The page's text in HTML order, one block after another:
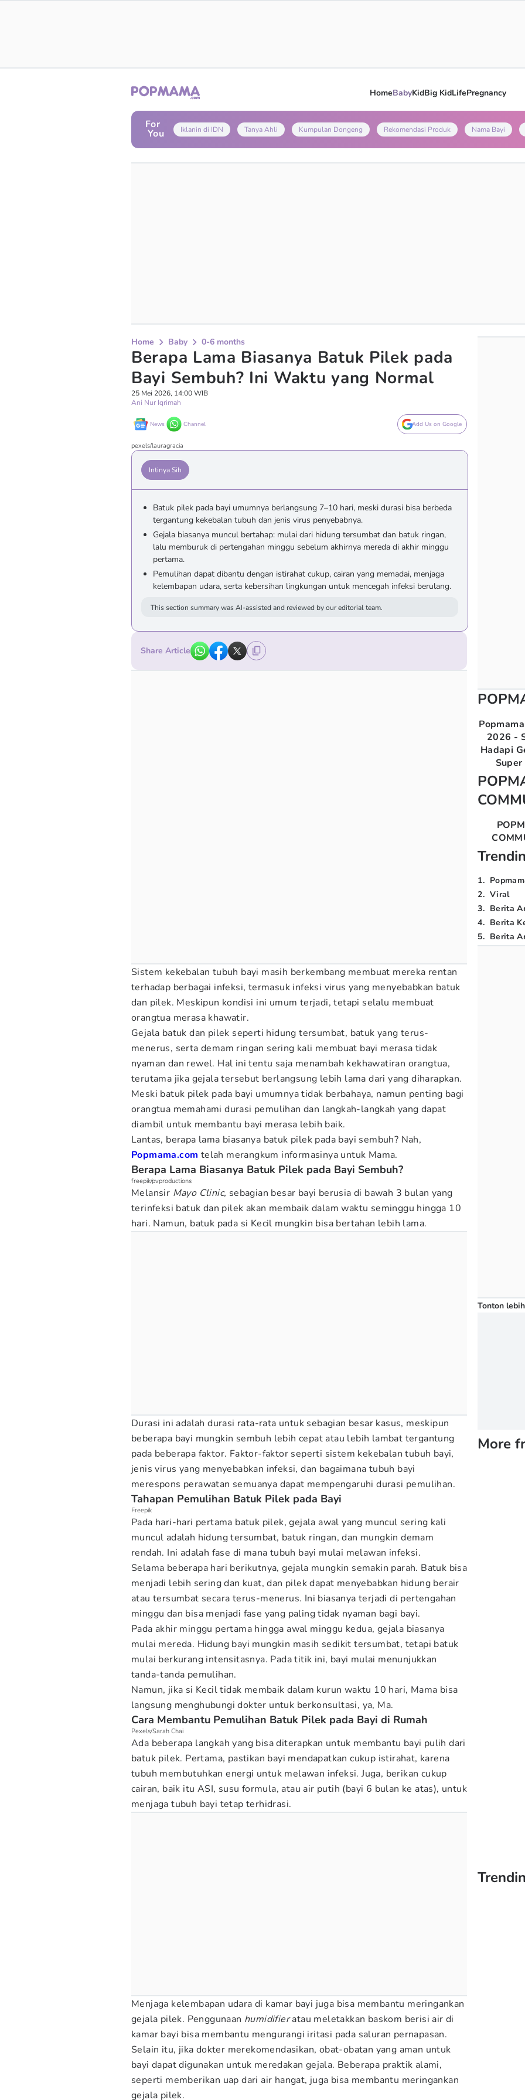
HomeBabyKidBig KidLifePregnancy
For
You Iklanin di IDN Tanya Ahli Kumpulan Dongeng Rekomendasi Produk Nama Bayi
Home Baby 0-6 months
Berapa Lama Biasanya Batuk Pilek pada
Bayi Sembuh? Ini Waktu yang Normal
25 Mei 2026, 14:00 WIB
Ani Nur Iqrimah
News Channel Add Us on Google
pexels/lauragracia
Intinya Sih
Batuk pilek pada bayi umumnya berlangsung 7–10 hari, meski durasi bisa berbeda
tergantung kekebalan tubuh dan jenis virus penyebabnya.
Gejala biasanya muncul bertahap: mulai dari hidung tersumbat dan batuk ringan,
lalu memburuk di pertengahan minggu sebelum akhirnya mereda di akhir minggu
pertama.
Pemulihan dapat dibantu dengan istirahat cukup, cairan yang memadai, menjaga
kelembapan udara, serta kebersihan lingkungan untuk mencegah infeksi berulang.
This section summary was AI-assisted and reviewed by our editorial team.
Share Article
Sistem kekebalan tubuh bayi masih berkembang membuat mereka rentan
terhadap berbagai infeksi, termasuk infeksi virus yang menyebabkan batuk
dan pilek. Meskipun kondisi ini umum terjadi, tetapi selalu membuat
orangtua merasa khawatir.
Gejala batuk dan pilek seperti hidung tersumbat, batuk yang terus-
menerus, serta demam ringan sering kali membuat bayi merasa tidak
nyaman dan rewel. Hal ini tentu saja menambah kekhawatiran orangtua,
terutama jika gejala tersebut berlangsung lebih lama dari yang diharapkan.
Meski batuk pilek pada bayi umumnya tidak berbahaya, namun penting bagi
orangtua memahami durasi pemulihan dan langkah-langkah yang dapat
diambil untuk membantu bayi merasa lebih baik.
Lantas, berapa lama biasanya batuk pilek pada bayi sembuh? Nah,
Popmama.com telah merangkum informasinya untuk Mama.
Berapa Lama Biasanya Batuk Pilek pada Bayi Sembuh?
freepik/pvproductions
Melansir Mayo Clinic, sebagian besar bayi berusia di bawah 3 bulan yang
terinfeksi batuk dan pilek akan membaik dalam waktu seminggu hingga 10
hari. Namun, batuk pada si Kecil mungkin bisa bertahan lebih lama.
Durasi ini adalah durasi rata-rata untuk sebagian besar kasus, meskipun
beberapa bayi mungkin sembuh lebih cepat atau lebih lambat tergantung
pada beberapa faktor. Faktor-faktor seperti sistem kekebalan tubuh bayi,
jenis virus yang menyebabkan infeksi, dan bagaimana tubuh bayi
merespons perawatan semuanya dapat mempengaruhi durasi pemulihan.
Tahapan Pemulihan Batuk Pilek pada Bayi
Freepik
Pada hari-hari pertama batuk pilek, gejala awal yang muncul sering kali
muncul adalah hidung tersumbat, batuk ringan, dan mungkin demam
rendah. Ini adalah fase di mana tubuh bayi mulai melawan infeksi.
Selama beberapa hari berikutnya, gejala mungkin semakin parah. Batuk bisa
menjadi lebih sering dan kuat, dan pilek dapat menyebabkan hidung berair
atau tersumbat secara terus-menerus. Ini biasanya terjadi di pertengahan
minggu dan bisa menjadi fase yang paling tidak nyaman bagi bayi.
Pada akhir minggu pertama hingga awal minggu kedua, gejala biasanya
mulai mereda. Hidung bayi mungkin masih sedikit tersumbat, tetapi batuk
mulai berkurang intensitasnya. Pada titik ini, bayi mulai menunjukkan
tanda-tanda pemulihan.
Namun, jika si Kecil tidak membaik dalam kurun waktu 10 hari, Mama bisa
langsung menghubungi dokter untuk berkonsultasi, ya, Ma.
Cara Membantu Pemulihan Batuk Pilek pada Bayi di Rumah
Pexels/Sarah Chai
Ada beberapa langkah yang bisa diterapkan untuk membantu bayi pulih dari
batuk pilek. Pertama, pastikan bayi mendapatkan cukup istirahat, karena
tubuh membutuhkan energi untuk melawan infeksi. Juga, berikan cukup
cairan, baik itu ASI, susu formula, atau air putih (bayi 6 bulan ke atas), untuk
menjaga tubuh bayi tetap terhidrasi.
Menjaga kelembapan udara di kamar bayi juga bisa membantu meringankan
gejala pilek. Penggunaan humidifieratau meletakkan baskom berisi air di
kamar bayi bisa membantu mengurangi iritasi pada saluran pernapasan.
Selain itu, jika dokter merekomendasikan, obat-obatan yang aman untuk
bayi dapat digunakan untuk meredakan gejala. Beberapa praktik alami,
seperti memberikan uap dari air hangat, juga bisa membantu meringankan
gejala pilek.
2026 -
Hadapi
1.
2. Viral
3. Berita
4. Berita
5. Berita
Tonton
More